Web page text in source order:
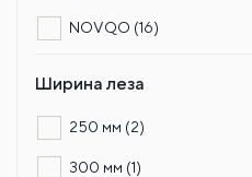
NOVQO (16)
Ширина леза
250 мм (2)
300 мм (1)